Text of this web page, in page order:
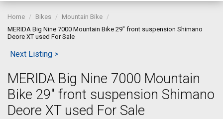
Home Bikes
Mountain Bike
MERIDA Big Nine 7000 Mountain Bike 29" front suspension Shimano
Deore XT used For Sale
Next Listing >
MERIDA Big Nine 7000 Mountain
Bike 29" front suspension Shimano
Deore XT used For Sale